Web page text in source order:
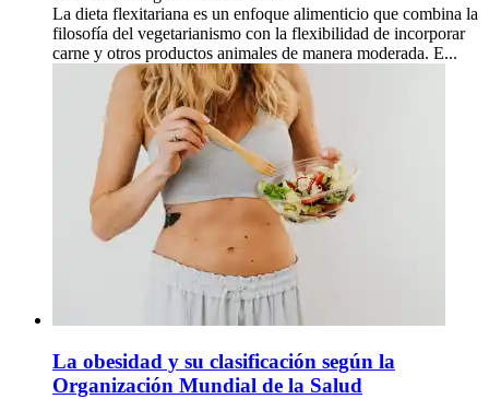
La dieta flexitariana es un enfoque alimenticio que combina la
filosofía del vegetarianismo con la flexibilidad de incorporar
carne y otros productos animales de manera moderada. E...
La obesidad y su clasificación según la
Organización Mundial de la Salud